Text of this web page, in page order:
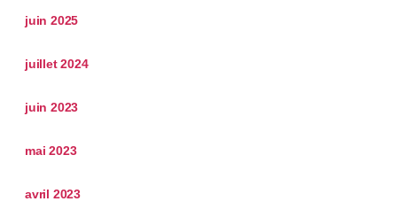
juin 2025
juillet 2024
juin 2023
mai 2023
avril 2023